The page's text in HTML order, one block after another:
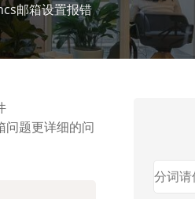
邮箱设置报错
题更详细的问